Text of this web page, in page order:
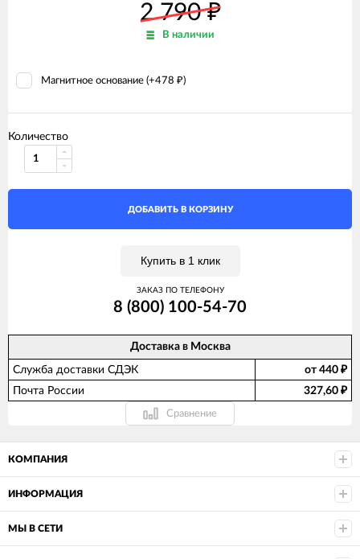
2 790₽
В наличии
Магнитное основание (+478 ₽)
Количество
ДОБАВИТЬ В КОРЗИНУ
Купить в 1 клик
ЗАКАЗ ПО ТЕЛЕФОНУ
8 (800) 100-54-70
Доставка в Москва
Служба доставки СДЭК от 440 ₽
Почта России 327,60 ₽
Сравнение
КОМПАНИЯ
ИНФОРМАЦИЯ
МЫ В СЕТИ